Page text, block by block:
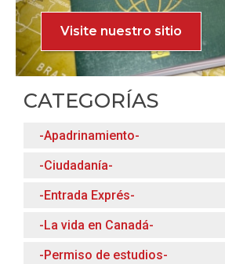
Visite nuestro sitio
CATEGORÍAS
-Apadrinamiento-
-Ciudadanía-
-Entrada Exprés-
-La vida en Canadá-
-Permiso de estudios-